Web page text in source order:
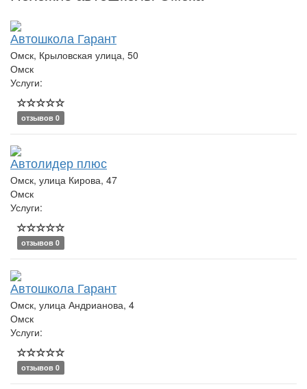
Автошкола Гарант
Омск, Крыловская улица, 50
Омск
Услуги:
отзывов 0
Автолидер плюс
Омск, улица Кирова, 47
Омск
Услуги:
отзывов 0
Автошкола Гарант
Омск, улица Андрианова, 4
Омск
Услуги:
отзывов 0